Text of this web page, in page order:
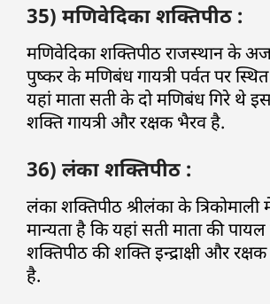
35) मणिवेदिका शक्तिपीठ :
मणिवेदिका शक्तिपीठ राजस्थान के
पुष्कर के मणिबंध गायत्री पर्वत पर
यहां माता सती के दो मणिबंध गिरे थे
शक्ति गायत्री और रक्षक भैरव है.
36) लंका शक्तिपीठ :
लंका शक्तिपीठ श्रीलंका के त्रिकोमाली
मान्यता है कि यहां सती माता की पायल
शक्तिपीठ की शक्ति इन्द्राक्षी और
है.